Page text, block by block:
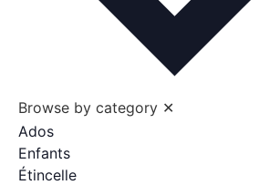
Browse by category ✕
Ados
Enfants
Étincelle